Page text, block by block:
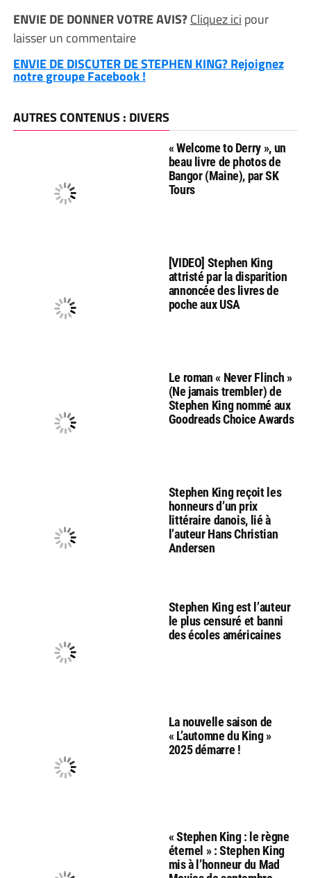
ENVIE DE DONNER VOTRE AVIS?Cliquez ici pour
laisser un commentaire
ENVIE DE DISCUTER DE STEPHEN KING? Rejoignez
notre groupe Facebook !
AUTRES CONTENUS : DIVERS
« Welcome to Derry », un
beau livre de photos de
Bangor (Maine), par SK
Tours
[VIDEO] Stephen King
attristé par la disparition
annoncée des livres de
poche aux USA
Le roman « Never Flinch »
(Ne jamais trembler) de
Stephen King nommé aux
Goodreads Choice Awards
Stephen King reçoit les
honneurs d’un prix
littéraire danois, lié à
l’auteur Hans Christian
Andersen
Stephen King est l’auteur
le plus censuré et banni
des écoles américaines
La nouvelle saison de
« L’automne du King »
2025 démarre !
« Stephen King : le règne
éternel » : Stephen King
mis à l’honneur du Mad